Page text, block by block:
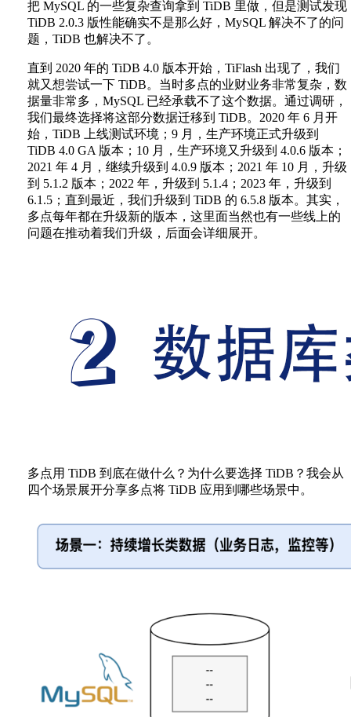
把 MySQL 的一些复杂查询拿到 TiDB 里做，但是测试发现
TiDB 2.0.3 版性能确实不是那么好，MySQL 解决不了的问
题，TiDB 也解决不了。
直到 2020 年的 TiDB 4.0 版本开始，TiFlash 出现了，我们
就又想尝试一下 TiDB。当时多点的业财业务非常复杂，数
据量非常多，MySQL 已经承载不了这个数据。通过调研，
我们最终选择将这部分数据迁移到 TiDB。2020 年 6 月开
始，TiDB 上线测试环境；9 月，生产环境正式升级到
TiDB 4.0 GA 版本；10 月，生产环境又升级到 4.0.6 版本；
2021 年 4 月，继续升级到 4.0.9 版本；2021 年 10 月，升级
到 5.1.2 版本；2022 年，升级到 5.1.4；2023 年，升级到
6.1.5；直到最近，我们升级到 TiDB 的 6.5.8 版本。其实，
多点每年都在升级新的版本，这里面当然也有一些线上的
问题在推动着我们升级，后面会详细展开。
多点用 TiDB 到底在做什么？为什么要选择 TiDB？我会从
四个场景展开分享多点将 TiDB 应用到哪些场景中。